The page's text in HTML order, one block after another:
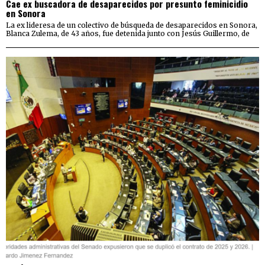
Cae ex buscadora de desaparecidos por presunto feminicidio
en Sonora
La ex lideresa de un colectivo de búsqueda de desaparecidos en Sonora,
Blanca Zulema, de 43 años, fue detenida junto con Jesús Guillermo, de